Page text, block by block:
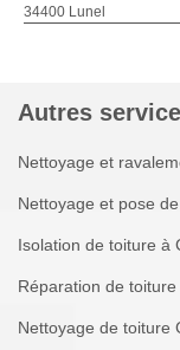
34400 Lunel
Autres
Nettoyage et
Nettoyage et pose
Isolation de toiture à
Réparation de
Nettoyage de toiture